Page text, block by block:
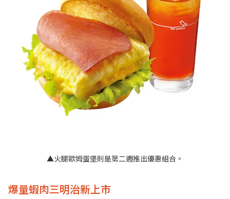
▲火腿歐姆蛋堡則是第二週推出優惠組合。
爆量蝦肉三明治新上市